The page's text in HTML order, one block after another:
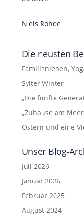
Niels Rohde
Die neusten
Familienleben,
Sylter Winter
„Die fünfte
„Zuhause am
Ostern und eine
Unser Blog-
Juli 2026
Januar 2026
Februar 2025
August 2024